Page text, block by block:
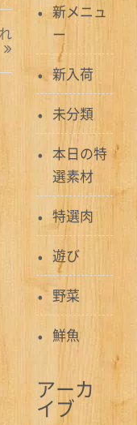
新メニュ
ー
新入荷
未分類
本日の特
選素材
特選肉
遊び
野菜
鮮魚
アーカ
イブ